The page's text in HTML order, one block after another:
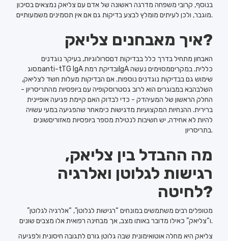
בנוסף, קרובי משפחה מדרגה ראשונה של אדם עם צליאק נמצאים בסיכון
מוגבר, ולכן לעיתים מומלץ לבצע בדיקות גם אם אין תסמינים משמעותיים.
איך מאבחנים צליאק?
האבחון מתחיל בדרך כלל בבדיקות דםסרולוגיות, בעיקר נוגדנים
מסוגanti-tTG IgA ובדיקת רמתIgA כללית. במקריםמסוימים נעשה
שימוש גם בבדיקות נוגדנים נוספות. אם הבדיקות מעלות חשד לצליאק,
השלבהבא במבוגרים הוא לרוב גסטרוסקופיה עם ביופסיות מהתריסריון -
החלק הראשון של המעיהדק - כדי לבדוק האם קיימת פגיעה אופיינית
ברירית. ההנחיות המקצועיות מדגישות כימאחר שהפגיעה במעי עשויה
להיות לא אחידה, יש חשיבות לנטילת מספר ביופסיות מאזוריםשונים
בתריסריון.
מה ההבדל בין צליאק,
רגישות לגלוטן ואלרגיה
לחיטה?
מטופלים רבים משתמשים במונחים “רגישות לגלוטן”, “אלרגיה לגלוטן”
ו“צליאק” כאילו מדובר באותו מצב, אך מבחינה רפואית אלו מצבים שונים.
צליאק היא מחלה אוטואימונית שבה גלוטן גורם לתגובה חיסונית ולפגיעה